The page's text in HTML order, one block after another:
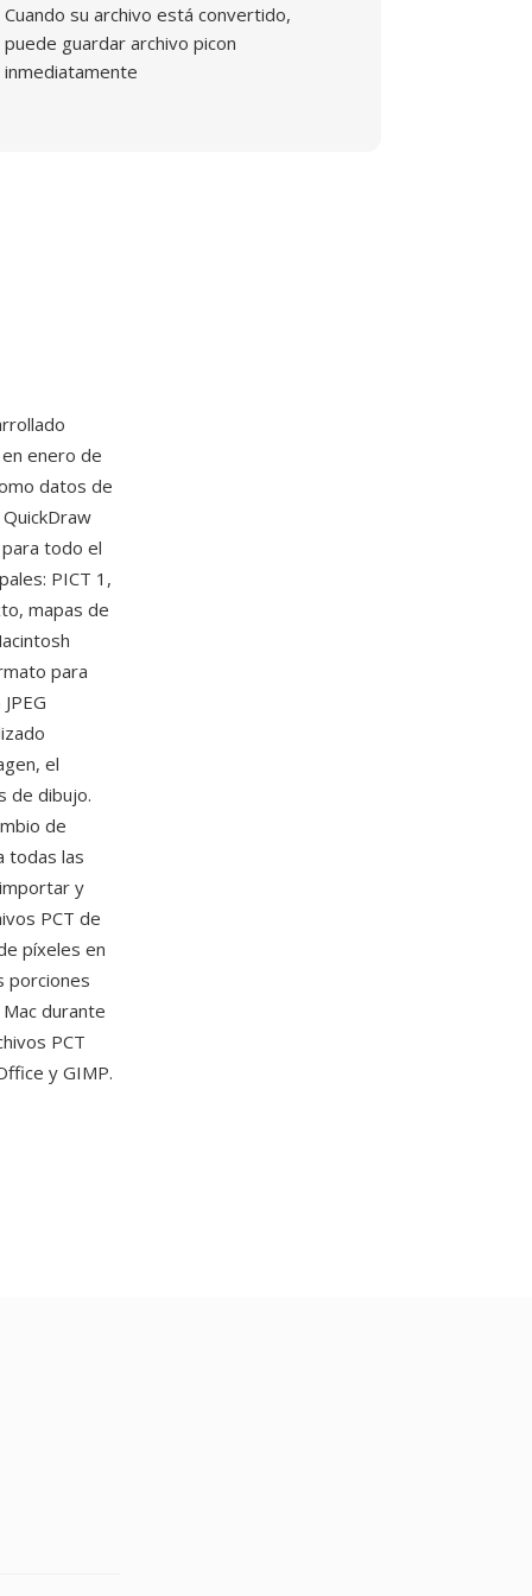
Cuando su archivo está convertido,
puede guardar archivo picon
inmediatamente
enero de
datos de
todo el
PICT 1,
mapas de
para
el
de dibujo.
de
todas las
y
PCT de
píxeles en
porciones
durante
PCT
y GIMP.